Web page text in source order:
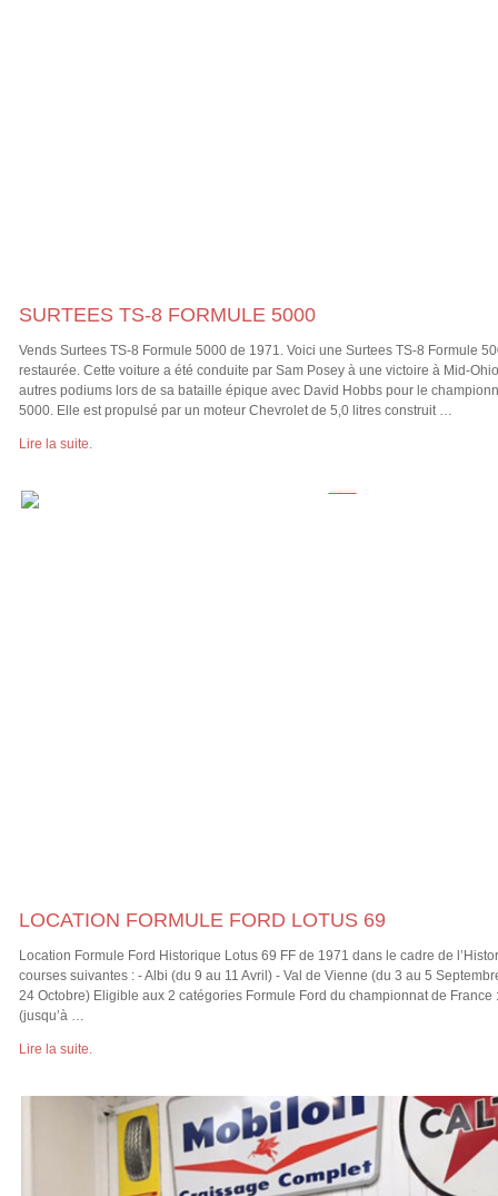
SURTEES TS-8 FORMULE 5000
Vends Surtees TS-8 Formule 5000 de 1971. Voici une Surtees TS-8 Formule
restaurée. Cette voiture a été conduite par Sam Posey à une victoire à Mid-
autres podiums lors de sa bataille épique avec David Hobbs pour le
5000. Elle est propulsé par un moteur Chevrolet de 5,0 litres construit …
Lire la suite.
LOCATION FORMULE FORD LOTUS 69
Location Formule Ford Historique Lotus 69 FF de 1971 dans le cadre de
courses suivantes : - Albi (du 9 au 11 Avril) - Val de Vienne (du 3 au 5
24 Octobre) Eligible aux 2 catégories Formule Ford du championnat de France
(jusqu’à …
Lire la suite.